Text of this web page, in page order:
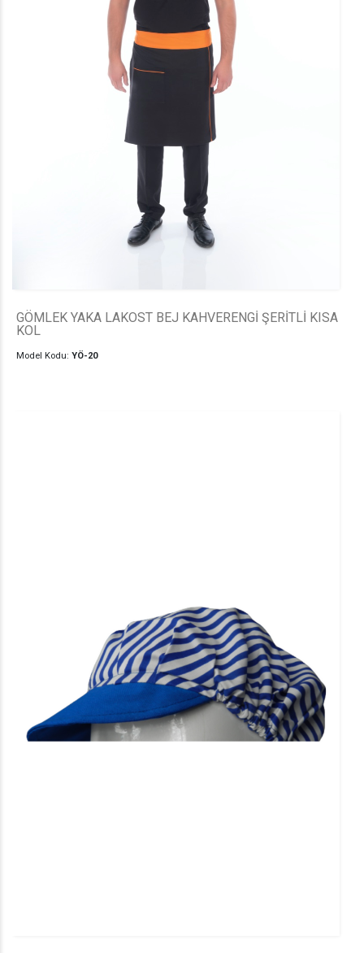
GÖMLEK YAKA LAKOST BEJ KAHVERENGİ ŞERİTLİ KISA
KOL
Model Kodu: YÖ-20